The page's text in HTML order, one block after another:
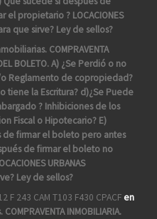
propietario ? LOCACIONES
que sirve? Ley de sellos?
COMPRAVENTA
BOLETO. A) ¿Se Perdió o no
Reglamento de copropiedad?
tiene la Escritura? d)¿Se Puede
? Inhibiciones de los
Fiscal o Hipotecario? E)
firmar el boleto pero antes
de firmar el boleto no
URBANAS
Ley de sellos?
F 243 CAM T103 F430 CPACFen
INMOBILIARIA.